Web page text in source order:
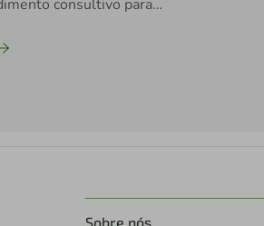
consultivo para
Sobre nós